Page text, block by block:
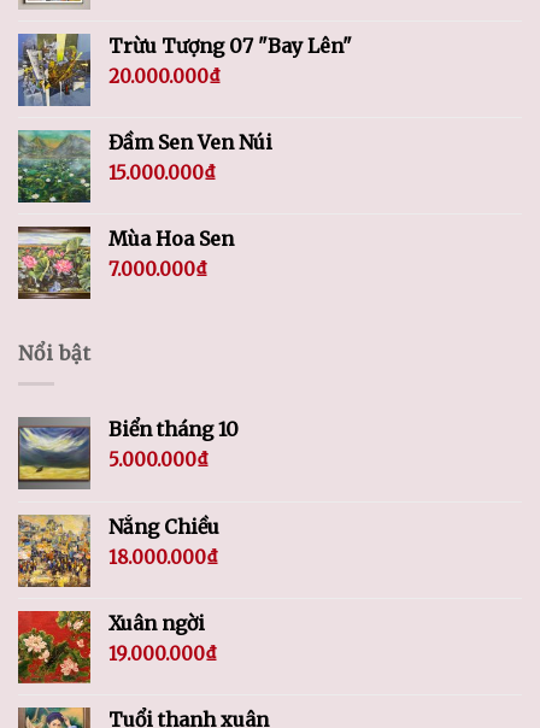
Trừu Tượng 07 "Bay Lên"
20.000.000₫
Đầm Sen Ven Núi
15.000.000₫
Mùa Hoa Sen
7.000.000₫
Nổi bật
Biển tháng 10
5.000.000₫
Nắng Chiều
18.000.000₫
Xuân ngời
19.000.000₫
Tuổi thanh xuân